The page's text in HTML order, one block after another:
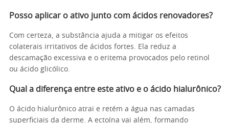
Posso aplicar o ativo junto com ácidos renovadores?
Com certeza, a substância ajuda a mitigar os efeitos
colaterais irritativos de ácidos fortes. Ela reduz a
descamação excessiva e o eritema provocados pelo retinol
ou ácido glicólico.
Qual a diferença entre este ativo e o ácido hialurônico?
O ácido hialurônico atrai e retém a água nas camadas
superficiais da derme. A ectoína vai além, formando